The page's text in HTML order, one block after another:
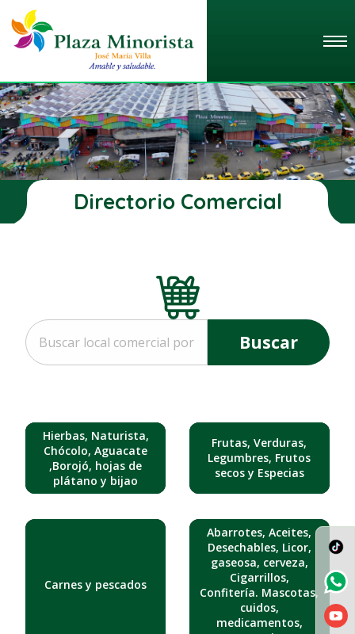
Directorio Comercial
Buscar
Hierbas, Naturista,
Chócolo, Aguacate
,Borojó, hojas de
plátano y bijao
Frutas, Verduras,
Legumbres, Frutos
secos y Especias
Carnes y pescados
Abarrotes, Aceites,
Desechables, Licor,
gaseosa, cerveza,
Cigarrillos,
Confitería. Mascotas,
cuidos,
medicamentos,